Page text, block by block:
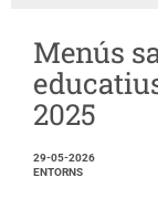
Menús
2025
29-05-2026
ENTORNS